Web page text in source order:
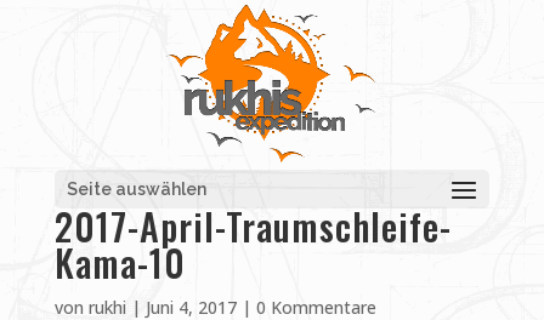
Seite auswählen
2017-April-Traumschleife-
Kama-10
von rukhi| Juni 4, 2017| 0 Kommentare